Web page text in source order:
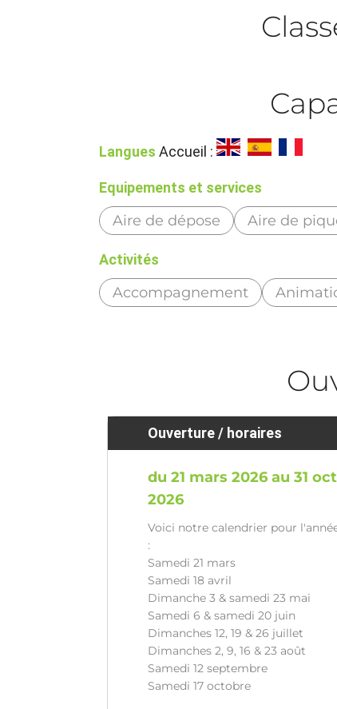
Langues Accueil :
Equipements et services
Aire de dépose Aire de
Activités
Accompagnement
Ouverture / horaires
du 21 mars 2026 au 31
2026
Voici notre calendrier pour
:
Samedi 21 mars
Samedi 18 avril
Dimanche 3 & samedi 23 mai
Samedi 6 & samedi 20 juin
Dimanches 12, 19 & 26 juillet
Dimanches 2, 9, 16 & 23 août
Samedi 12 septembre
Samedi 17 octobre